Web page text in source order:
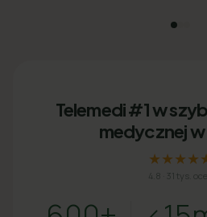
Telemedi #1 w
medycznej
4.8 31 tys.